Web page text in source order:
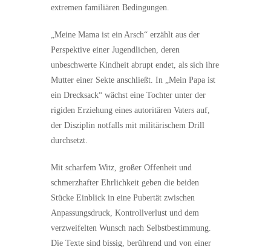
extremen familiären Bedingungen.
„Meine Mama ist ein Arsch“ erzählt aus der
Perspektive einer Jugendlichen, deren
unbeschwerte Kindheit abrupt endet, als sich ihre
Mutter einer Sekte anschließt. In „Mein Papa ist
ein Drecksack“ wächst eine Tochter unter der
rigiden Erziehung eines autoritären Vaters auf,
der Disziplin notfalls mit militärischem Drill
durchsetzt.
Mit scharfem Witz, großer Offenheit und
schmerzhafter Ehrlichkeit geben die beiden
Stücke Einblick in eine Pubertät zwischen
Anpassungsdruck, Kontrollverlust und dem
verzweifelten Wunsch nach Selbstbestimmung.
Die Texte sind bissig, berührend und von einer